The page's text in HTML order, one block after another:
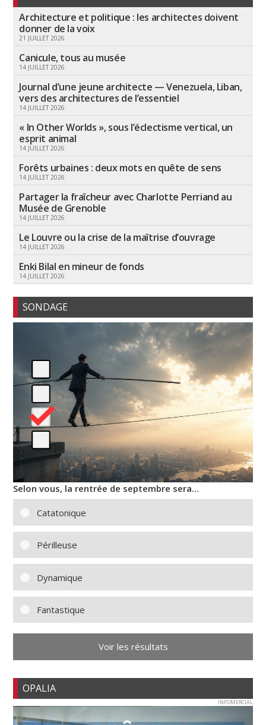
Architecture et politique : les architectes doivent
donner de la voix
21 JUILLET 2026
Canicule, tous au musée
14 JUILLET 2026
Journal d’une jeune architecte — Venezuela, Liban,
vers des architectures de l’essentiel
14 JUILLET 2026
« In Other Worlds », sous l’éclectisme vertical, un
esprit animal
14 JUILLET 2026
Forêts urbaines : deux mots en quête de sens
14 JUILLET 2026
Partager la fraîcheur avec Charlotte Perriand au
Musée de Grenoble
14 JUILLET 2026
Le Louvre ou la crise de la maîtrise d’ouvrage
14 JUILLET 2026
Enki Bilal en mineur de fonds
14 JUILLET 2026
SONDAGE
Selon vous, la rentrée de septembre sera…
Catatonique
Périlleuse
Dynamique
Fantastique
Voir les résultats
OPALIA
INFOMERCIAL